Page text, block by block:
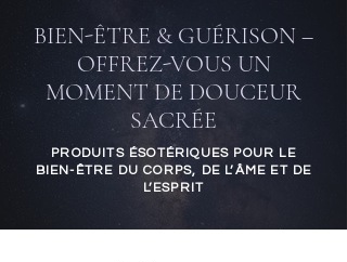
BIEN-ÊTRE & GUÉRISON –
OFFREZ-VOUS UN
MOMENT DE DOUCEUR
SACRÉE
PRODUITS ÉSOTÉRIQUES POUR LE
BIEN-ÊTRE DU CORPS, DE L’ÂME ET DE
L’ESPRIT